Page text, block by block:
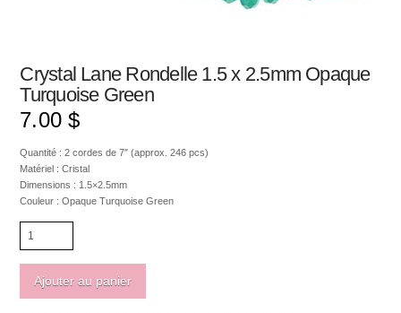
Crystal Lane Rondelle 1.5 x 2.5mm Opaque
Turquoise Green
7.00 $
Quantité : 2 cordes de 7″ (approx. 246 pcs)
Matériel : Cristal
Dimensions : 1.5×2.5mm
Couleur : Opaque Turquoise Green
LaneAjouter au panier